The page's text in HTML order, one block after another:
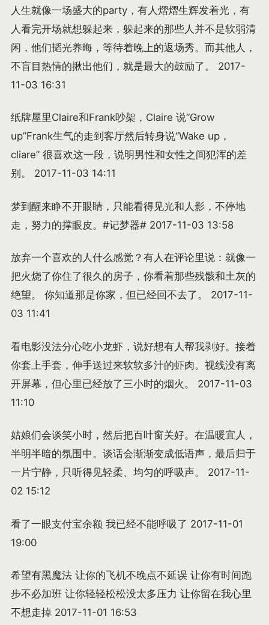
人生就像一场盛大的party，有人熠熠生辉发着光，有
人看完开场就想躲起来，躲起来的那些人并不是软弱清
闲，他们韬光养晦，等待着晚上的返场秀。而其他人，
不盲目热情的揪出他们，就是最大的鼓励了。 2017-
11-03 16:31
纸牌屋里Claire和Frank吵架，Claire 说“Grow
up”Frank生气的走到客厅然后转身说“Wake up，
cliare” 很喜欢这一段，说明男性和女性之间犯浑的差
别。 2017-11-03 14:11
梦到醒来睁不开眼睛，只能看得见光和人影，不停地
走，努力的撑眼皮。#记梦器# 2017-11-03 13:58
放弃一个喜欢的人什么感觉？有人在评论里说：就像一
把火烧了你住了很久的房子，你看着那些残骸和土灰的
绝望。 你知道那是你家，但已经回不去了。 2017-11-
03 11:41
看电影没法分心吃小龙虾，说好想有人帮我剥好。接着
你套上手套，伸手送过来软软多汁的虾肉。视线没有离
开屏幕，但心里已经放了三小时的烟火。 2017-11-03
11:10
姑娘们会谈笑小时，然后把百叶窗关好。在温暖宜人，
半明半暗的氛围中。谈话会渐渐变成低语声，最后归于
一片宁静，只听得见轻柔、均匀的呼吸声。 2017-11-
02 15:12
看了一眼支付宝余额 我已经不能呼吸了 2017-11-01
19:00
希望有黑魔法 让你的飞机不晚点不延误 让你有时间跑
步不必加班 让你轻轻松松没太多压力 让你留在我心里
不想走掉 2017-11-01 16:53